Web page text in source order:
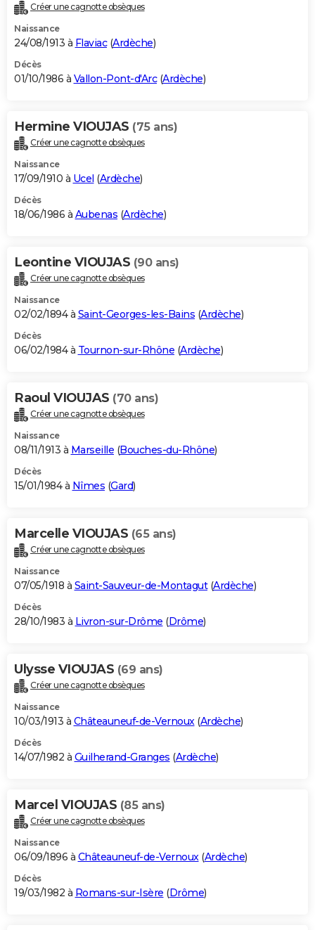
Créer une cagnotte obsèques
Naissance
24/08/1913 à Flaviac(Ardèche)
Décès
01/10/1986 à Vallon-Pont-d'Arc(Ardèche)
Hermine VIOUJAS (75 ans)
Créer une cagnotte obsèques
Naissance
17/09/1910 à Ucel (Ardèche)
Décès
18/06/1986 à Aubenas (Ardèche)
Leontine VIOUJAS (90 ans)
Créer une cagnotte obsèques
Naissance
02/02/1894 à Saint-Georges-les-Bains (Ardèche)
Décès
06/02/1984 à Tournon-sur-Rhône (Ardèche)
Raoul VIOUJAS (70 ans)
Créer une cagnotte obsèques
Naissance
08/11/1913 à Marseille (Bouches-du-Rhône)
Décès
15/01/1984 à Nîmes (Gard)
Marcelle VIOUJAS (65 ans)
Créer une cagnotte obsèques
Naissance
07/05/1918 à Saint-Sauveur-de-Montagut(Ardèche)
Décès
28/10/1983 à Livron-sur-Drôme (Drôme)
Ulysse VIOUJAS (69 ans)
Créer une cagnotte obsèques
Naissance
10/03/1913 à Châteauneuf-de-Vernoux(Ardèche)
Décès
14/07/1982 à Guilherand-Granges (Ardèche)
Marcel VIOUJAS (85 ans)
Créer une cagnotte obsèques
Naissance
06/09/1896 à Châteauneuf-de-Vernoux(Ardèche)
Décès
19/03/1982 à Romans-sur-Isère (Drôme)